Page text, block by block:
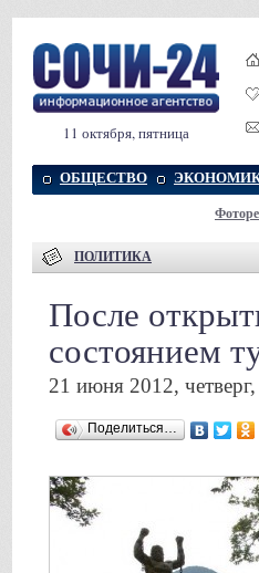
11 октября, пятница
ОБЩЕСТВО
ПОЛИТИКА
После
состоянием
21 июня 2012,
Поделиться…